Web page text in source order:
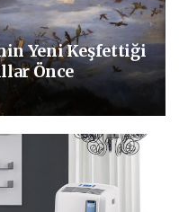
Yeni Keşfettiği
Önce